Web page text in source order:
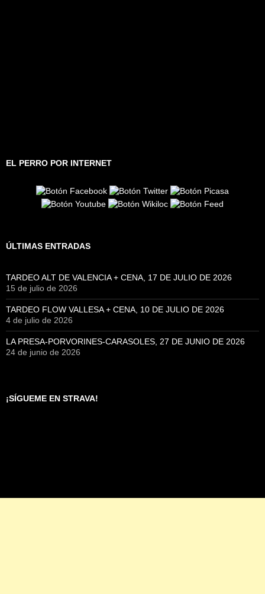
EL PERRO POR INTERNET
ÚLTIMAS ENTRADAS
TARDEO ALT DE VALENCIA + CENA, 17 DE JULIO DE 2026
15 de julio de 2026
TARDEO FLOW VALLESA + CENA, 10 DE JULIO DE 2026
4 de julio de 2026
LA PRESA-PORVORINES-CARASOLES, 27 DE JUNIO DE 2026
24 de junio de 2026
¡SÍGUEME EN STRAVA!